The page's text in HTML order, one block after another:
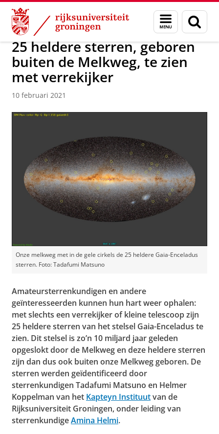
Skip
Content
Skip
Navigation
Menu
en
zoeken
Over ons Actueel Nieuws
25 heldere sterren, geboren
buiten de Melkweg, te zien
met verrekijker
10 februari 2021
Onze melkweg met in de gele cirkels de 25 heldere Gaia-Enceladus
sterren. Foto: Tadafumi Matsuno
Amateursterrenkundigen en andere
geïnteresseerden kunnen hun hart weer ophalen:
met slechts een verrekijker of kleine telescoop zijn
25 heldere sterren van het stelsel Gaia-Enceladus te
zien. Dit stelsel is zo’n 10 miljard jaar geleden
opgeslokt door de Melkweg en deze heldere sterren
zijn dan dus ook buiten onze Melkweg geboren. De
sterren werden geïdentificeerd door
sterrenkundigen Tadafumi Matsuno en Helmer
Koppelman van het Kapteyn Instituutvan de
Rijksuniversiteit Groningen, onder leiding van
sterrenkundigeAmina Helmi.